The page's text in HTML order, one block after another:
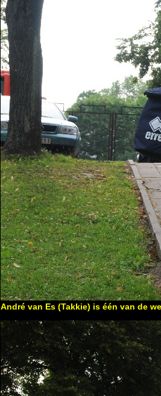
André van Es (Takkie) is één van de